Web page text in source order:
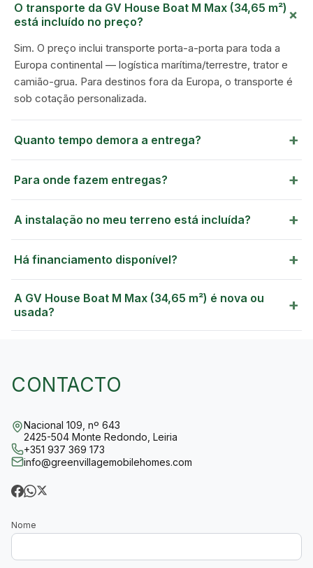
O transporte da GV House Boat M Max (34,65 m²)
está incluído no preço?
+
Sim. O preço inclui transporte porta-a-porta para toda a
Europa continental — logística marítima/terrestre, trator e
camião-grua. Para destinos fora da Europa, o transporte é
sob cotação personalizada.
Quanto tempo demora a entrega? +
Para onde fazem entregas? +
A instalação no meu terreno está incluída? +
Há financiamento disponível? +
A GV House Boat M Max (34,65 m²) é nova ou
usada?
+
CONTACTO
Nacional 109, nº 643
2425-504 Monte Redondo, Leiria
+351 937 369 173
info@greenvillagemobilehomes.com
Nome